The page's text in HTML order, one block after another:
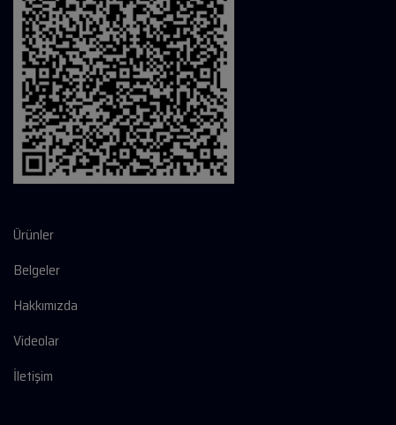
Ürünler
Belgeler
Hakkımızda
Videolar
İletişim